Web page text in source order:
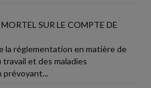
SUR LE COMPTE DE
la réglementation en matière de
et des maladies
prévoyant...